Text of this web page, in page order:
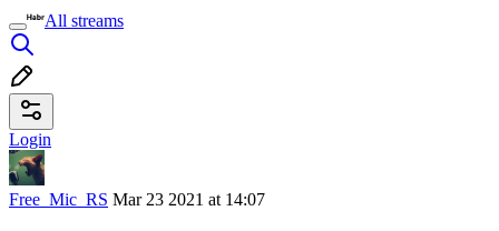
All streams
Login
Free_Mic_RS Mar 23 2021 at 14:07